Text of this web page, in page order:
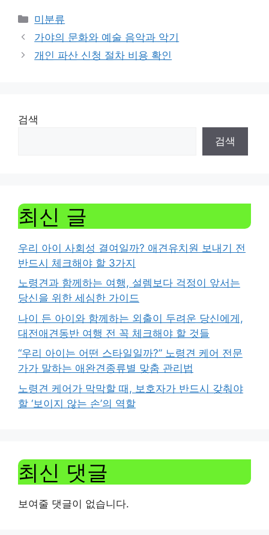
Categories
미분류
가야의 문화와 예술 음악과 악기
개인 파산 신청 절차 비용 확인
검색
검색
최신 글
우리 아이 사회성 결여일까? 애견유치원 보내기 전
반드시 체크해야 할 3가지
노령견과 함께하는 여행, 설렘보다 걱정이 앞서는
당신을 위한 세심한 가이드
나이 든 아이와 함께하는 외출이 두려운 당신에게,
대전애견동반 여행 전 꼭 체크해야 할 것들
“우리 아이는 어떤 스타일일까?” 노령견 케어 전문
가가 말하는 애완견종류별 맞춤 관리법
노령견 케어가 막막할 때, 보호자가 반드시 갖춰야
할 ‘보이지 않는 손’의 역할
최신 댓글
보여줄 댓글이 없습니다.